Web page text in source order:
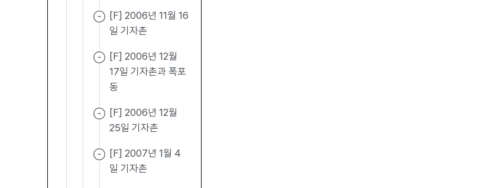
[F] 2006년 11월 16
일 기자촌
[F] 2006년 12월
17일 기자촌과 폭포
동
[F] 2006년 12월
25일 기자촌
[F] 2007년 1월 4
일 기자촌